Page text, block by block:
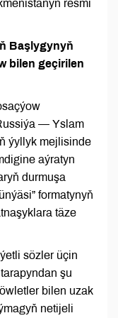
resmi
Başlygynyň
bilen geçirilen
— Yslam
ýyllyk mejlisinde
aýratyn
durmuşa
formatynyň
täze
sözler üçin
şu
bilen uzak
netijeli